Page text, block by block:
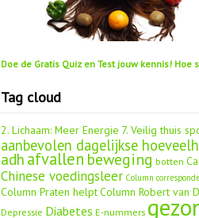
Doe de Gratis Quiz en Test jouw kennis! Hoe
Tag cloud
2. Lichaam: Meer Energie 7. Veilig thuis
aanbevolen dagelijkse
adh afvallen beweging botten
Chinese voedingsleer Column
Column Praten helptColumn Robert van
Depressie Diabetes E-nummers